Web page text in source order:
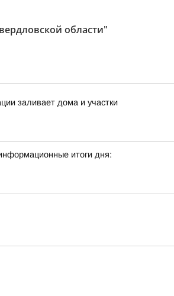
области"
заливает дома и участки
итоги дня: